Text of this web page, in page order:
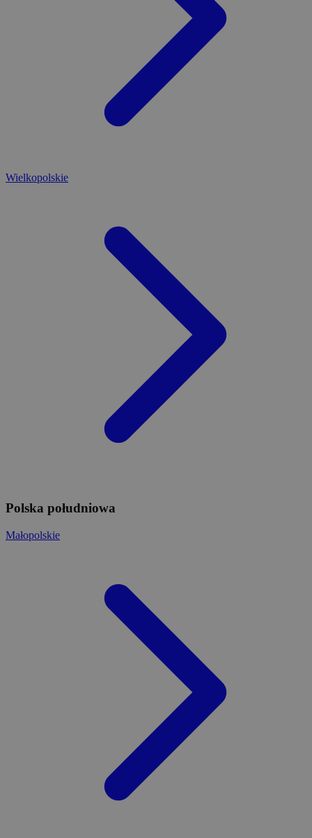
Wielkopolskie
Polska południowa
Małopolskie